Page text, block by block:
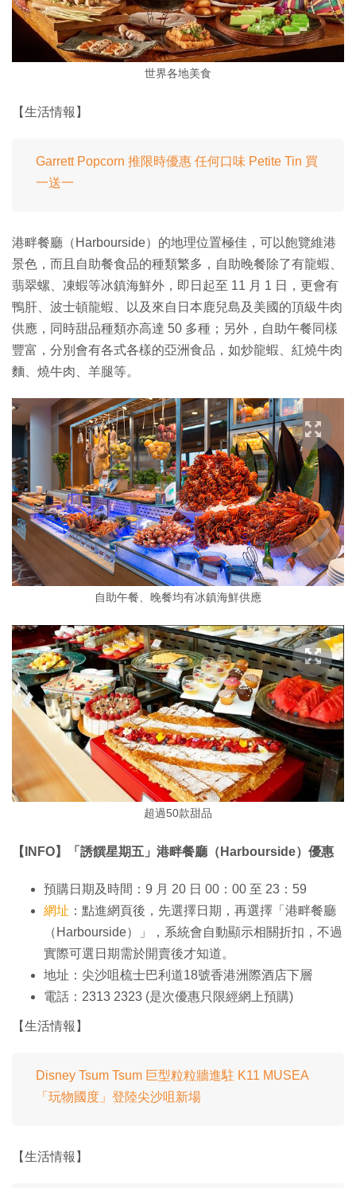
世界各地美食
【生活情報】
Garrett Popcorn 推限時優惠 任何口味 Petite Tin 買
一送一
港畔餐廳（Harbourside）的地理位置極佳，可以飽覽維港
景色，而且自助餐食品的種類繁多，自助晚餐除了有龍蝦、
翡翠螺、凍蝦等冰鎮海鮮外，即日起至 11 月 1 日，更會有
鴨肝、波士頓龍蝦、以及來自日本鹿兒島及美國的頂級牛肉
供應，同時甜品種類亦高達 50 多種；另外，自助午餐同樣
豐富，分別會有各式各樣的亞洲食品，如炒龍蝦、紅燒牛肉
麵、燒牛肉、羊腿等。
自助午餐、晚餐均有冰鎮海鮮供應
超過50款甜品
【INFO】「誘饌星期五」港畔餐廳（Harbourside）優惠
預購日期及時間：9 月 20 日 00：00 至 23：59
網址 ：點進網頁後，先選擇日期，再選擇「港畔餐廳
（Harbourside）」，系統會自動顯示相關折扣，不過
實際可選日期需於開賣後才知道。
地址：尖沙咀梳士巴利道18號香港洲際酒店下層
電話：2313 2323 (是次優惠只限經網上預購)
【生活情報】
Disney Tsum Tsum 巨型粒粒牆進駐 K11 MUSEA
「玩物國度」登陸尖沙咀新場
【生活情報】